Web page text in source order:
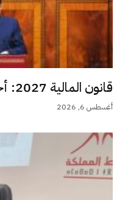
قانون المالية 2027: أخنوش يبقي على دعم...
أغسطس 6, 2026